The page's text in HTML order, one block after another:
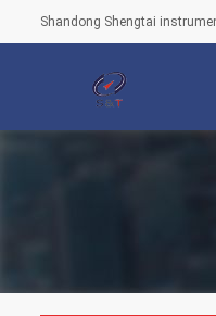
Shandong Shengtai